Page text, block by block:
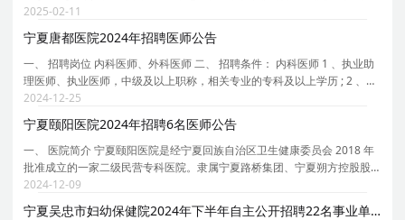
规定，现就宁夏医科大学总医院 2025 年自主公开招聘事业单位工作人员有
关事项公告如下。 一、招聘原则 坚持公开、平等
2025-02-11
宁夏唐都医院2024年招聘医师公告
一、 招聘岗位 内科医师、外科医师 二、 招聘条件： 内科医师 1 、执业助
理医师、执业医师，中级及以上职称，相关专业的专科及以上学历 ; 2 、遵
纪守法，具有良好的道德品行、职业操守和团队合作精神； 3 、爱岗敬
业，有服务意识，服从工作安排，有奉献精神
2024-12-25
宁夏颐阳医院2024年招聘6名医师公告
一、 医院简介 宁夏颐阳医院是经宁夏回族自治区卫生健康委员会 2018 年
批准成立的一家二级民营专科医院。隶属宁夏路桥集团、宁夏朔方控股股
份有限公司控股，总投资 2 亿元建设的医养结合产业、宁夏医科大学总医
院医联体成员单位、银川市医疗保险定点医疗机构
2024-12-09
宁夏吴忠市妇幼保健院2024年下半年自主公开招聘22名事业单位工作人员公告